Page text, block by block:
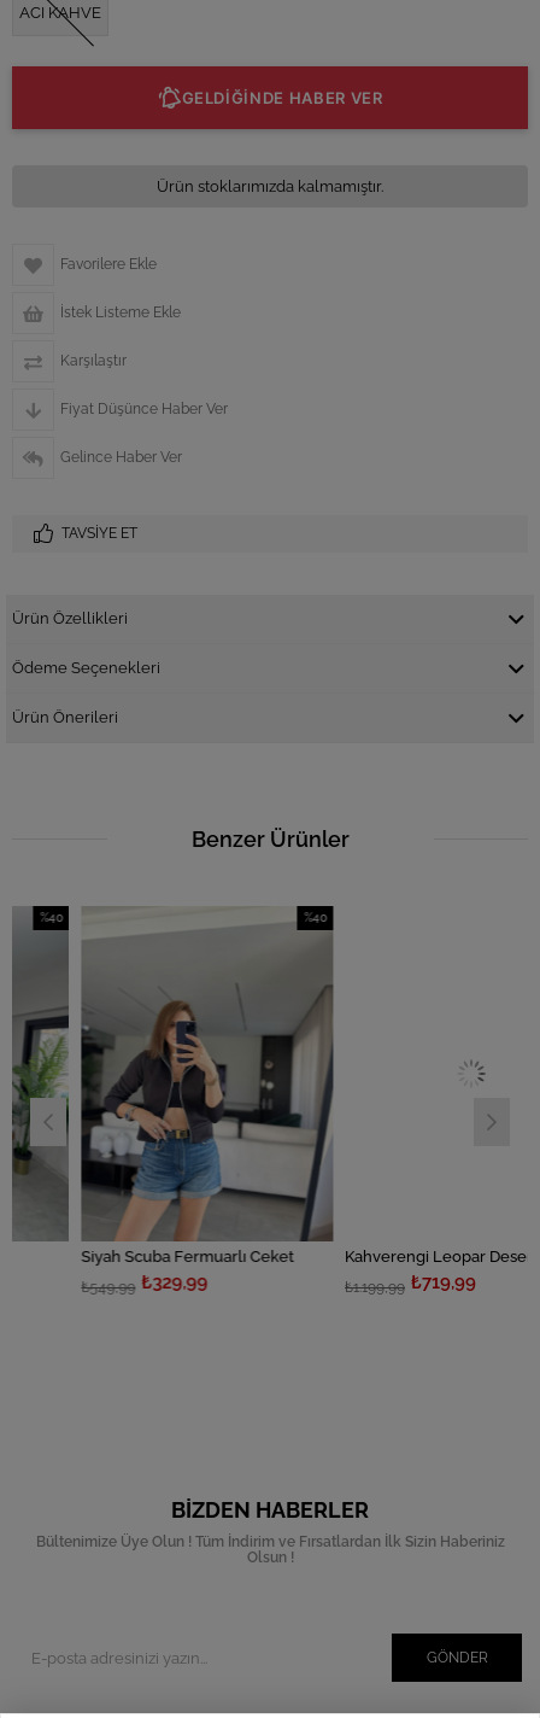
ACI KAHVE
GELDİĞİNDE HABER VER
Ürün stoklarımızda kalmamıştır.
Favorilere Ekle
İstek Listeme Ekle
Karşılaştır
Fiyat Düşünce Haber Ver
Gelince Haber Ver
TAVSIYE ET
Ürün Özellikleri
Ödeme Seçenekleri
Ürün Önerileri
Benzer Ürünler
Siyah Scuba Fermuarlı Ceket
₺329,99
₺549,99
Kahverengi Leopar Desenli Gabardin Ceket
₺719,99
₺1.199,99
BIZDEN HABERLER
Bültenimize Üye Olun ! Tüm İndirim ve Fırsatlardan İlk Sizin Haberiniz
Olsun !
GÖNDER